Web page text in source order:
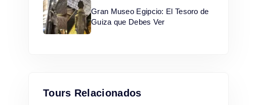
Gran Museo Egipcio: El Tesoro de
Guiza que Debes Ver
Tours Relacionados